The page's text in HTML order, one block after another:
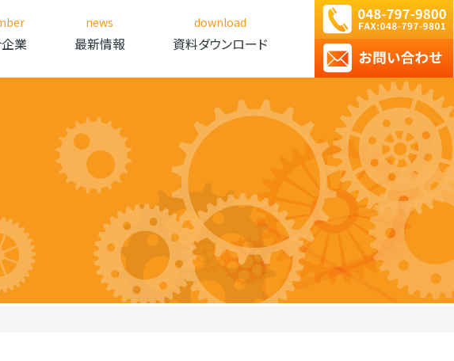
業
news
最新情報
download
資料ダウンロード